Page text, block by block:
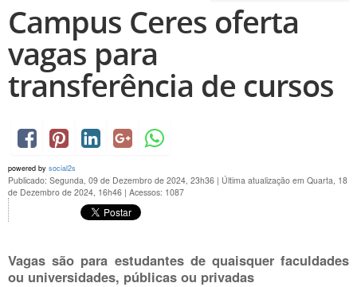
Campus Ceres oferta
vagas para
transferência de cursos
powered by social2s
Publicado: Segunda, 09 de Dezembro de 2024, 23h36 | Última atualização em Quarta, 18
de Dezembro de 2024, 16h46 | Acessos: 1087
Vagas são para estudantes de quaisquer faculdades
ou universidades, públicas ou privadas